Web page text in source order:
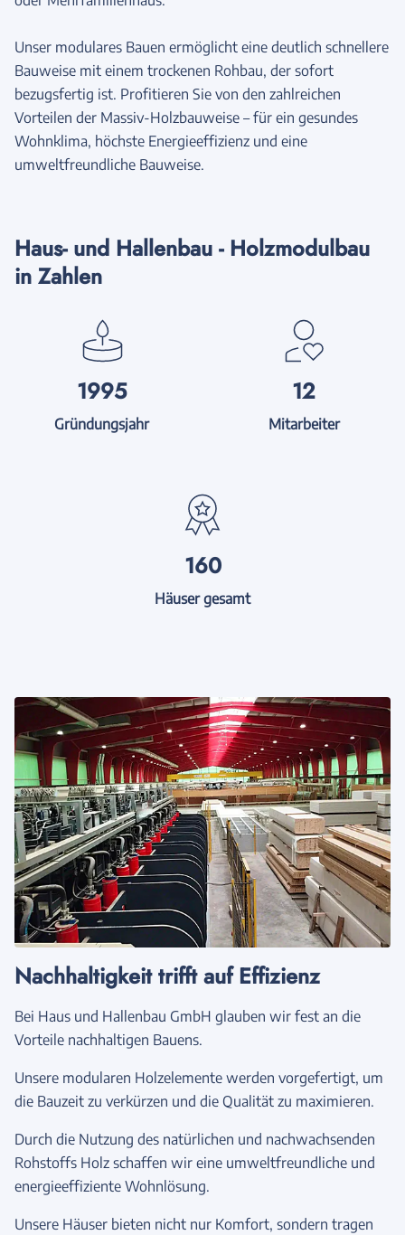
Unser modulares Bauen ermöglicht eine deutlich schnellere
Bauweise mit einem trockenen Rohbau, der sofort
bezugsfertig ist. Profitieren Sie von den zahlreichen
Vorteilen der Massiv-Holzbauweise – für ein gesundes
Wohnklima, höchste Energieeffizienz und eine
umweltfreundliche Bauweise.
Haus- und Hallenbau - Holzmodulbau
in Zahlen
1995
Gründungsjahr
12
Mitarbeiter
160
Häuser gesamt
Nachhaltigkeit trifft auf Effizienz
Bei Haus und Hallenbau GmbH glauben wir fest an die
Vorteile nachhaltigen Bauens.
Unsere modularen Holzelemente werden vorgefertigt, um
die Bauzeit zu verkürzen und die Qualität zu maximieren.
Durch die Nutzung des natürlichen und nachwachsenden
Rohstoffs Holz schaffen wir eine umweltfreundliche und
energieeffiziente Wohnlösung.
Unsere Häuser bieten nicht nur Komfort, sondern tragen